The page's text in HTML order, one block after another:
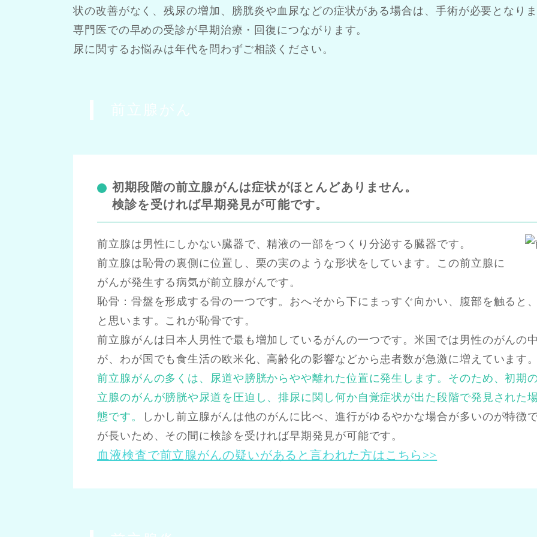
状の改善がなく、残尿の増加、膀胱炎や血尿などの症状がある場合は、手術が必要となり
専門医での早めの受診が早期治療・回復につながります。
尿に関するお悩みは年代を問わずご相談ください。
前立腺がん
初期段階の前立腺がんは症状がほとんどありません。
検診を受ければ早期発見が可能です。
前立腺は男性にしかない臓器で、精液の一部をつくり分泌する臓器です。
前立腺は恥骨の裏側に位置し、栗の実のような形状をしています。この前立腺に
がんが発生する病気が前立腺がんです。
恥骨：骨盤を形成する骨の一つです。おへそから下にまっすぐ向かい、腹部を触ると
と思います。これが恥骨です。
前立腺がんは日本人男性で最も増加しているがんの一つです。米国では男性のがんの
が、わが国でも食生活の欧米化、高齢化の影響などから患者数が急激に増えています
前立腺がんの多くは、尿道や膀胱からやや離れた位置に発生します。そのため、初期
立腺のがんが膀胱や尿道を圧迫し、排尿に関し何か自覚症状が出た段階で発見された
態です。
しかし前立腺がんは他のがんに比べ、進行がゆるやかな場合が多いのが特徴
が長いため、その間に検診を受ければ早期発見が可能です。
血液検査で前立腺がんの疑いがあると言われた方はこちら>>